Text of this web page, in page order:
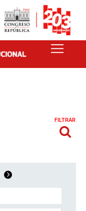
FILTRAR